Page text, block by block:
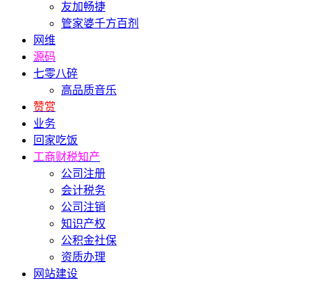
友加畅捷
管家婆千方百剂
网维
源码
七零八碎
高品质音乐
赞赏
业务
回家吃饭
工商财税知产
公司注册
会计税务
公司注销
知识产权
公积金社保
资质办理
网站建设